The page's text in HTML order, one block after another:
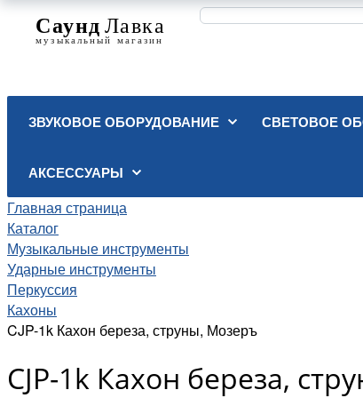
ЗВУКОВОЕ ОБОРУДОВАНИЕ СВЕТОВОЕ
АКСЕССУАРЫ
Главная страница
Каталог
Музыкальные инструменты
Ударные инструменты
Перкуссия
Кахоны
CJP-1k Кахон береза, струны, Мозеръ
CJP-1k Кахон береза,